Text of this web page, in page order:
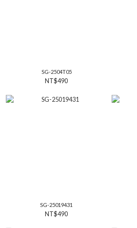
SG-2504T05
NT$490
SG-25019431
NT$490